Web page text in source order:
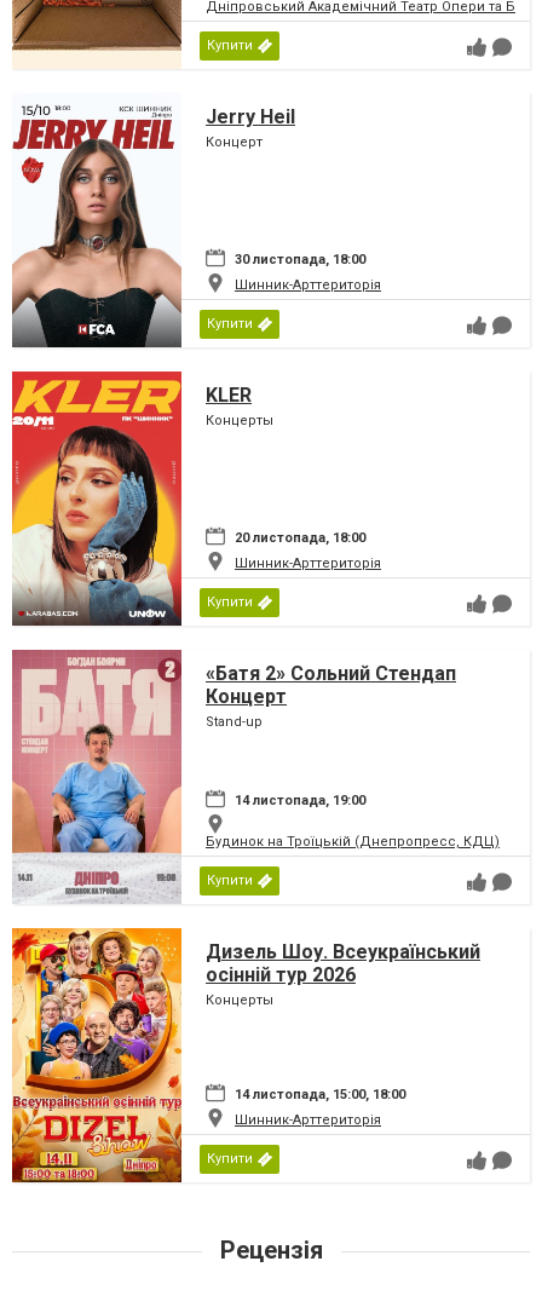
Дніпровський Академічний Театр Опери та
Купити
Jerry Heil
Концерт
30 листопада, 18:00
Шинник-Арттериторія
Купити
KLER
Концерты
20 листопада, 18:00
Шинник-Арттериторія
Купити
«Батя 2» Сольний Стендап
Концерт
Stand-up
14 листопада, 19:00
Будинок на Троїцькій (Днепропресс, КДЦ)
Купити
Дизель Шоу. Всеукраїнський
осінній тур 2026
Концерты
14 листопада, 15:00, 18:00
Шинник-Арттериторія
Купити
Рецензія